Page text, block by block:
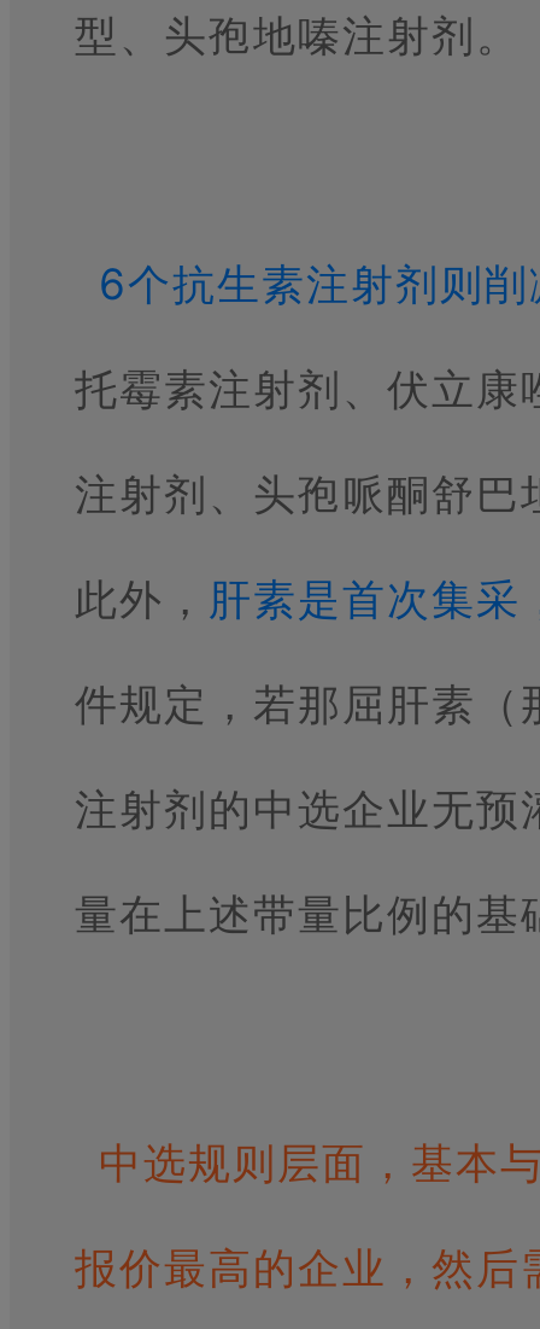
型、头孢地嗪注射剂。
6个抗生素注射剂则
托霉素注射剂、伏立
注射剂、头孢哌酮舒
此外， 肝素是首次集
件规定，若那屈肝素
注射剂的中选企业无
量在上述带量比例的
中选规则层面，基本
报价最高的企业，然